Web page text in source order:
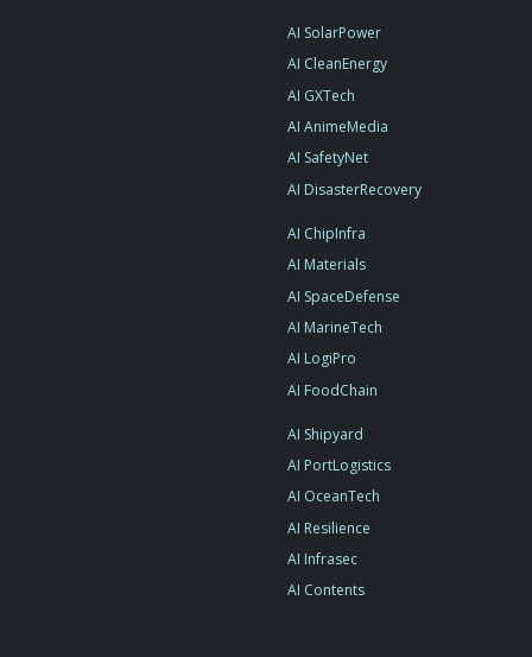
AI SolarPower
AI CleanEnergy
AI GXTech
AI AnimeMedia
AI SafetyNet
AI DisasterRecovery
AI ChipInfra
AI Materials
AI SpaceDefense
AI MarineTech
AI LogiPro
AI FoodChain
AI Shipyard
AI PortLogistics
AI OceanTech
AI Resilience
AI Infrasec
AI Contents